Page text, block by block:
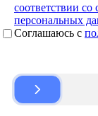
соответствии со
персональных
Соглашаюсь c